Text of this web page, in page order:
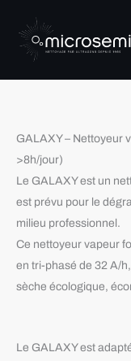
contenu
GALAXY – Nettoyeur
>8h/jour)
Le GALAXYest un
est prévu pour le
milieu professionnel.
Ce nettoyeur vapeur
en tri-phasé de 32 A/
sèche écologique,
Le GALAXYest